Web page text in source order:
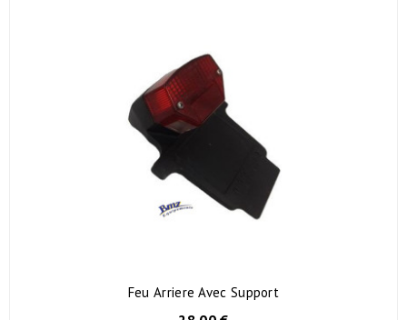
Feu Arriere Avec Support